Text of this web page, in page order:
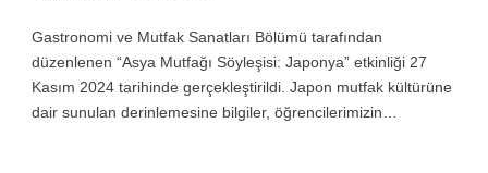
Gastronomi ve Mutfak Sanatları Bölümü tarafından
düzenlenen “Asya Mutfağı Söyleşisi: Japonya” etkinliği 27
Kasım 2024 tarihinde gerçekleştirildi. Japon mutfak kültürüne
dair sunulan derinlemesine bilgiler, öğrencilerimizin…